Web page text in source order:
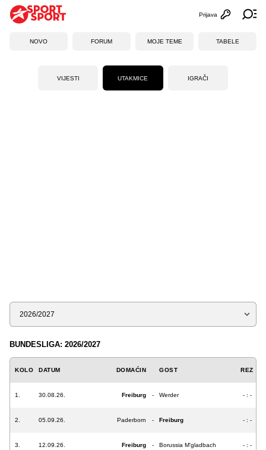
Otvori
Prijava
NOVO FORUM MOJE TEME TABELE
VIJESTI UTAKMICE IGRAČI
Sezona
BUNDESLIGA: 2026/2027
KOLO DATUM DOMAĆIN GOST REZ
1. 30.08.26. Freiburg - Werder - : -
2. 05.09.26. Paderborn - Freiburg - : -
3. 12.09.26. Freiburg - Borussia M'gladbach - : -